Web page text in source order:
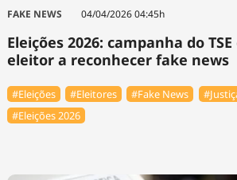
Cinema
Infraestrutura
FAKE NEWS 04/04/2026 04:45h
Eleições 2026: campanha do
eleitor a reconhecer fake news
#Eleições #Eleitores #Fake News
#Eleições 2026